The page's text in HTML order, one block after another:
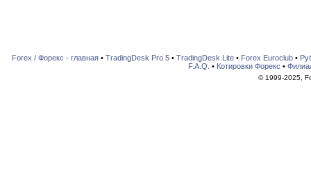
Forex / Форекс - главная• TradingDesk Pro 5• TradingDesk Lite• Forex Euroclub•
F.A.Q. • Котировки Форекс •
© 1999-2025,